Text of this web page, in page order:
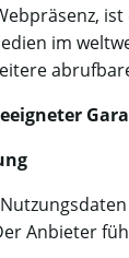
im
Anbieter